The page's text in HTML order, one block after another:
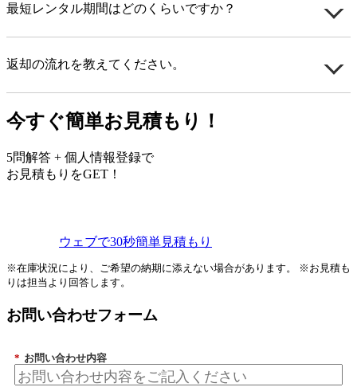
最短レンタル期間はどのくらいですか？
返却の流れを教えてください。
今すぐ簡単お見積もり！
5問解答 + 個人情報登録で
お見積もりをGET！
ウェブで30秒簡単見積もり
※在庫状況により、ご希望の納期に添えない場合があります。 ※お見積も
りは担当より回答します。
お問い合わせフォーム
* お問い合わせ内容